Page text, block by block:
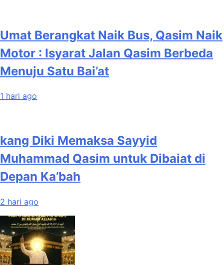
Umat Berangkat Naik Bus, Qasim Naik
Motor : Isyarat Jalan Qasim Berbeda
Menuju Satu Bai’at
1 hari ago
kang Diki Memaksa Sayyid
Muhammad Qasim untuk Dibaiat di
Depan Ka’bah
2 hari ago